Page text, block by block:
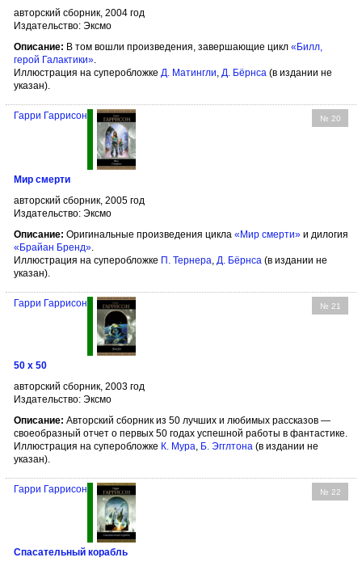
авторский сборник, 2004 год
Издательство: Эксмо
Описание: В том вошли произведения, завершающие цикл «Билл,
герой Галактики».
Иллюстрация на суперобложке Д. Матингли, Д. Бёрнсa (в издании не
указан).
№ 20
Гарри Гаррисон
Мир смерти
авторский сборник, 2005 год
Издательство: Эксмо
Описание: Оригинальные произведения цикла «Мир смерти» и дилогия
«Брайан Бренд»
Иллюстрация на суперобложке П. Тернера Д. Бёрнсa (в издании не
указан).
№ 21
Гарри Гаррисон
50 x 50
авторский сборник, 2003 год
Издательство: Эксмо
Описание: Авторский сборник из 50 лучших и любимых рассказов —
своеобразный отчет о первых 50 годах успешной работы в фантастике.
Иллюстрация на суперобложке К. Мура, Б. Эгглтона (в издании не
указан).
№ 22
Гарри Гаррисон
Спасательный корабль